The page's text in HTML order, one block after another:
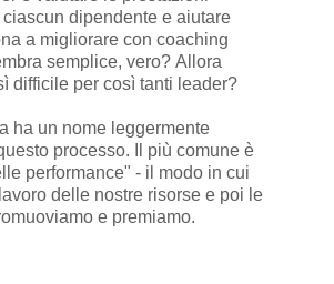
ciascun dipendente e aiutare
a migliorare con coaching
semplice, vero? Allora
difficile per così tanti leader?
ha un nome leggermente
processo. Il più comune è
performance" - il modo in cui
delle nostre risorse e poi le
e premiamo.